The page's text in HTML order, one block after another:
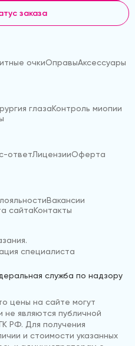
заказа
очкиОправыАксессуары
глазаКонтроль миопии
ответЛицензииОферта
Вакансии
сайтаКонтакты
специалиста
служба по надзору
цены на сайте могут
не являются публичной
РФ. Для получения
и стоимости указанных